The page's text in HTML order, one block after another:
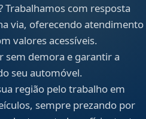
Trabalhamos com resposta
via, oferecendo atendimento
valores acessíveis.
sem demora e garantir a
seu automóvel.
região pelo trabalho em
sempre prezando por